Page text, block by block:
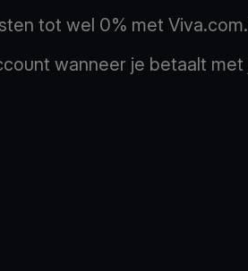
tot wel 0% met
wanneer je betaalt met